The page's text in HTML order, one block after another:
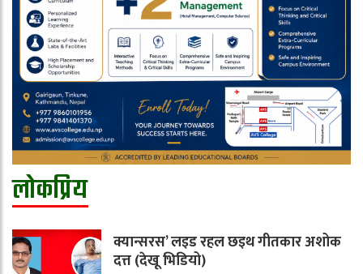
लोकप्रिय
क्यान्सरस’ लइड रहल छइथ गीतकार अशोक
दत्त (देखू भिडियो)